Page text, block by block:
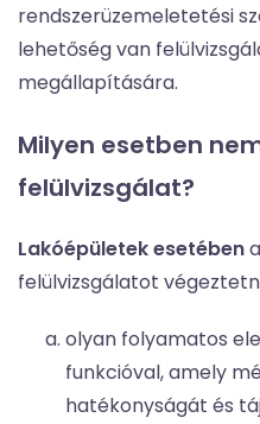
rendszerüzemeletetési
lehetőség van
megállapítására.
Milyen esetben
felülvizsgálat?
Lakóépületek esetében
felülvizsgálatot
olyan folyamatos
funkcióval, amely
hatékonyságát és